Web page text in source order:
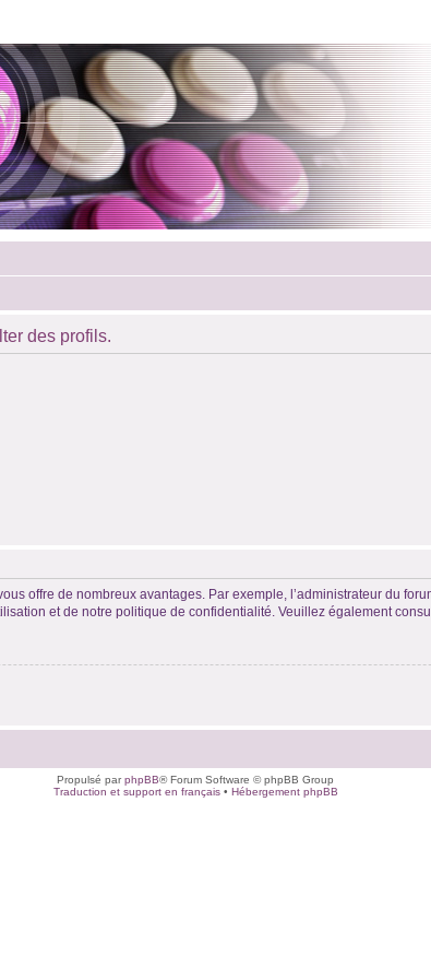
des profils.
offre de nombreux avantages. Par exemple, l’administrateur du
et de notre politique de confidentialité. Veuillez également
Propulsé parphpBB® Forum Software © phpBB Group
Traduction et support en français• Hébergement phpBB